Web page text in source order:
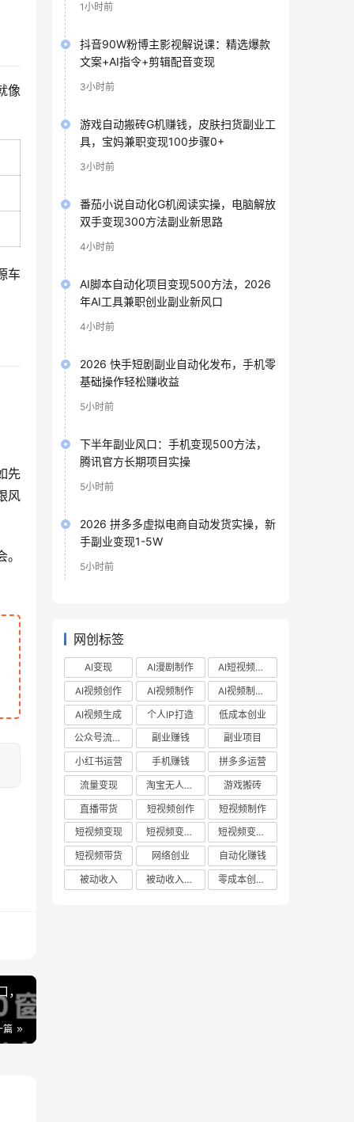
像
车
先
风
，
篇
1小时前
抖音90W粉博主影视解说课：精选爆款
文案+AI指令+剪辑配音变现
3小时前
游戏自动搬砖G机赚钱，皮肤扫货副业工
具，宝妈兼职变现100步骤0+
3小时前
番茄小说自动化G机阅读实操，电脑解放
双手变现300方法副业新思路
4小时前
AI脚本自动化项目变现500方法，2026
年AI工具兼职创业副业新风口
4小时前
2026 快手短剧副业自动化发布，手机零
基础操作轻松赚收益
5小时前
下半年副业风口：手机变现500方法，
腾讯官方长期项目实操
5小时前
2026 拼多多虚拟电商自动发货实操，新
手副业变现1-5W
5小时前
网创标签
AI变现 AI漫剧制作
AI短视频制作
AI视频创作
AI视频制作
AI视频制作教程
AI视频生成
个人IP打造
低成本创业
公众号流量主
副业赚钱
副业项目
小红书运营
手机赚钱
拼多多运营
流量变现
淘宝无人直播
游戏搬砖
直播带货
短视频创作
短视频制作
短视频变现
短视频变现技巧
短视频变现方法
短视频带货
网络创业
自动化赚钱
被动收入
被动收入项目 零成本创业项目